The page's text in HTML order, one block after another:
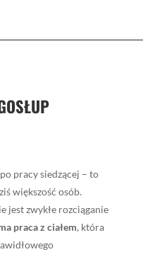
pracy siedzącej – to
większość osób.
jest zwykłe rozciąganie
praca z ciałem, która